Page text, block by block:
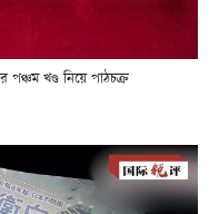
পঞ্চম খণ্ড নিয়ে পাঠচক্র